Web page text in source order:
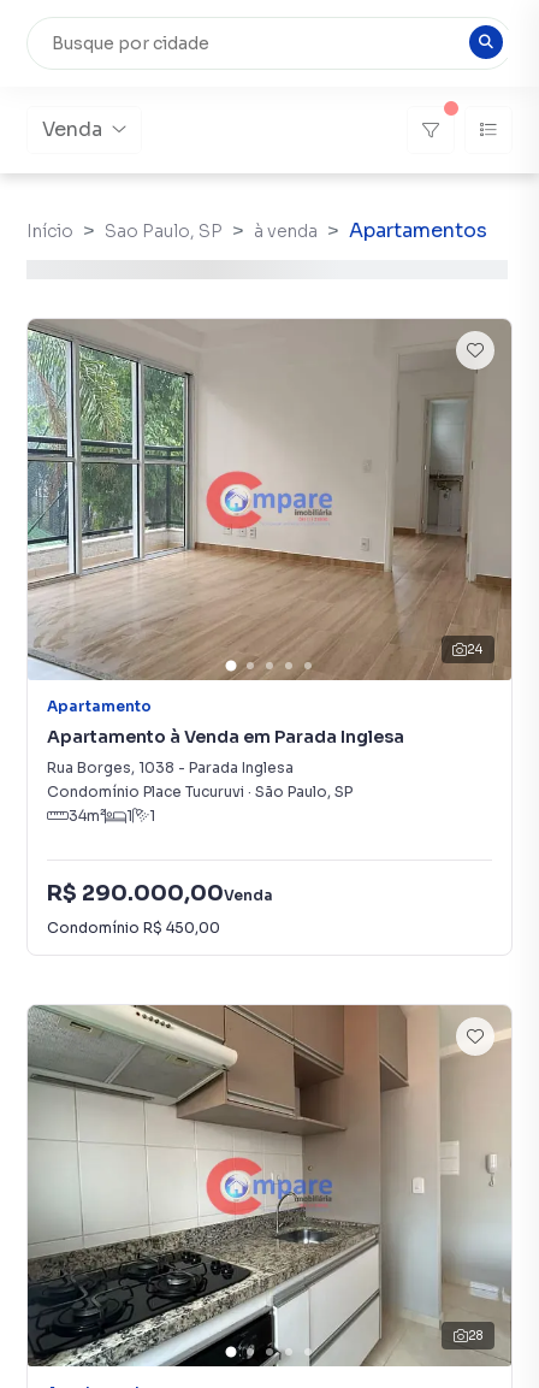
Venda
Início Sao Paulo, SP à venda Apartamentos
24
Apartamento
Apartamento à Venda em Parada Inglesa
Rua Borges, 1038 - Parada Inglesa
Condomínio Place Tucuruvi · São Paulo, SP
34m² 1 1
R$ 290.000,00Venda
Condomínio R$ 450,00
28